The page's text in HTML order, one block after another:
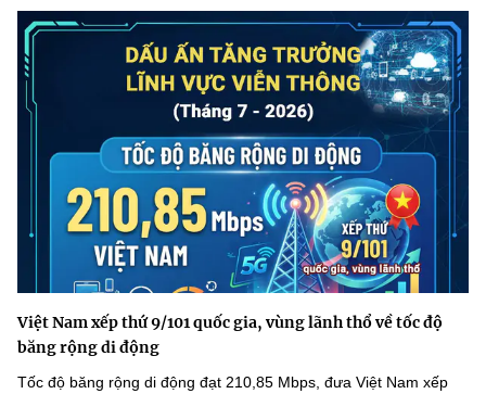
Việt Nam xếp thứ 9/101 quốc gia, vùng lãnh thổ về tốc độ
băng rộng di động
Tốc độ băng rộng di động đạt 210,85 Mbps, đưa Việt Nam xếp